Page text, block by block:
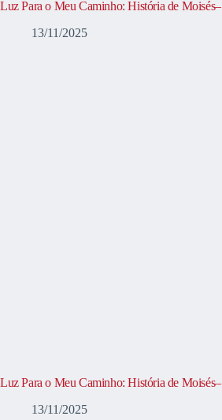
Luz Para o Meu Caminho: História de
13/11/2025
Luz Para o Meu Caminho: História de
13/11/2025